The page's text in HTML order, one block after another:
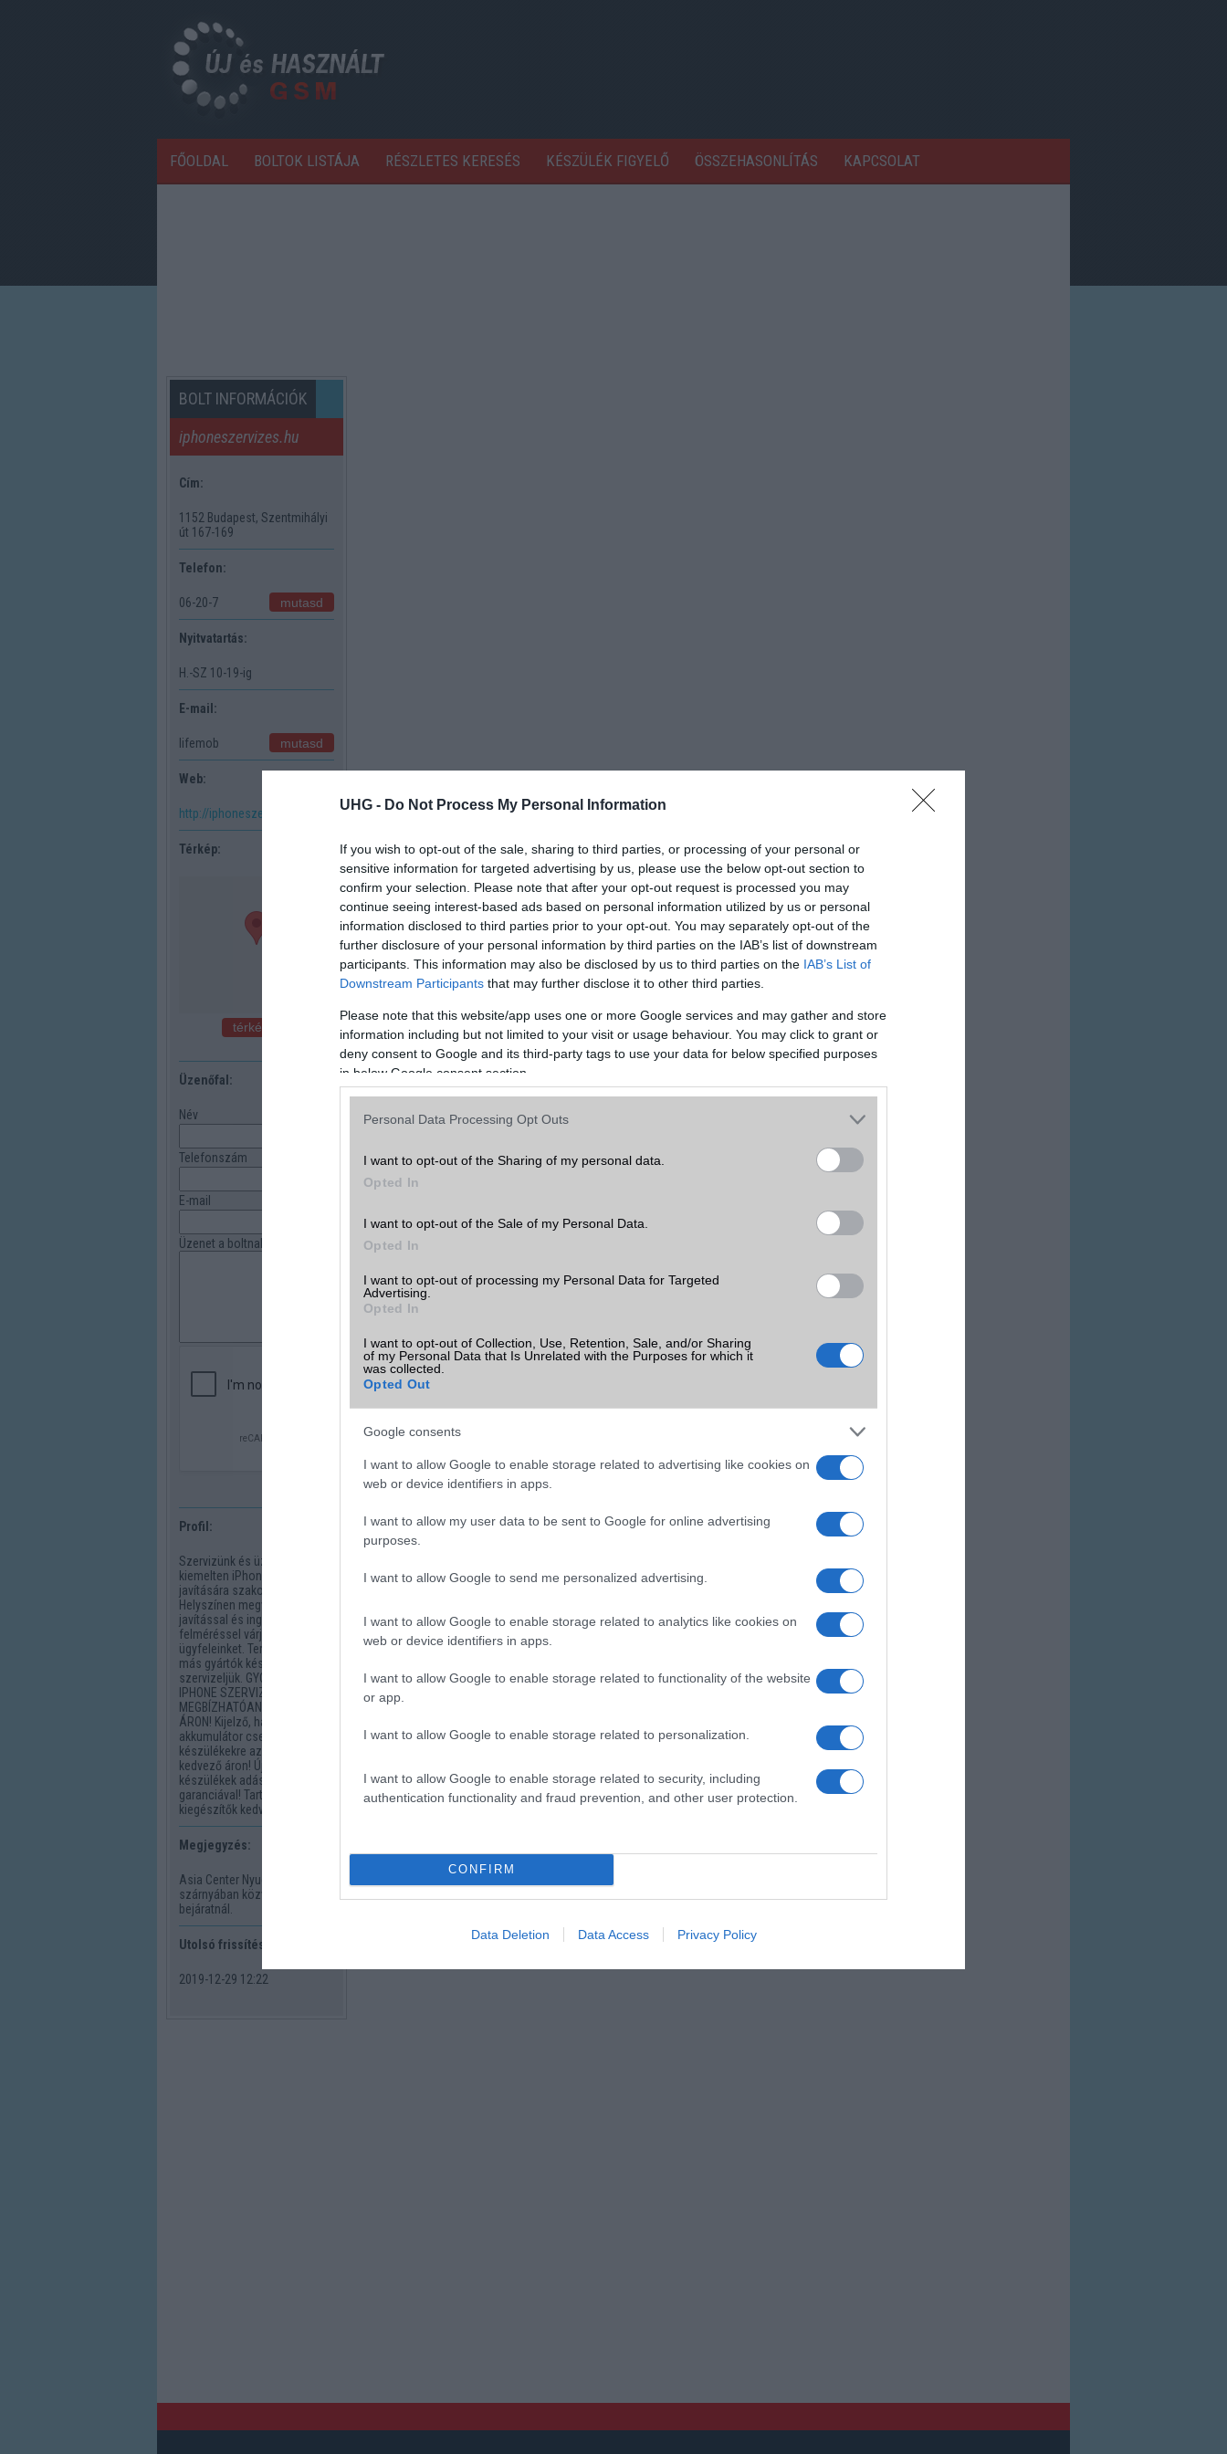
UHG - Do Not Process My Personal Information
If you wish to opt-out of the sale, sharing to third parties, or processing of your personal or
sensitive information for targeted advertising by us, please use the below opt-out section to
confirm your selection. Please note that after your opt-out request is processed you may
continue seeing interest-based ads based on personal information utilized by us or personal
information disclosed to third parties prior to your opt-out. You may separately opt-out of the
further disclosure of your personal information by third parties on the IAB’s list of downstream
participants. This information may also be disclosed by us to third parties on the IAB’s List of
Downstream Participants that may further disclose it to other third parties.
Please note that this website/app uses one or more Google services and may gather and store
information including but not limited to your visit or usage behaviour. You may click to grant or
deny consent to Google and its third-party tags to use your data for below specified purposes
in below Google consent section.
Personal Data Processing Opt Outs
I want to opt-out of the Sharing of my personal data.
Opted In
I want to opt-out of the Sale of my Personal Data.
Opted In
I want to opt-out of processing my Personal Data for Targeted
Advertising.
Opted In
I want to opt-out of Collection, Use, Retention, Sale, and/or Sharing
of my Personal Data that Is Unrelated with the Purposes for which it
was collected.
Opted Out
Google consents
I want to allow Google to enable storage related to advertising like cookies on
web or device identifiers in apps.
I want to allow my user data to be sent to Google for online advertising
purposes.
I want to allow Google to send me personalized advertising.
I want to allow Google to enable storage related to analytics like cookies on
web or device identifiers in apps.
I want to allow Google to enable storage related to functionality of the website
or app.
I want to allow Google to enable storage related to personalization.
I want to allow Google to enable storage related to security, including
authentication functionality and fraud prevention, and other user protection.
CONFIRM
Data Deletion Data Access Privacy Policy
FŐOLDAL BOLTOK LISTÁJA RÉSZLETES KERESÉS KÉSZÜLÉK FIGYELŐ ÖSSZEHASONLÍTÁS KAPCSOLAT
BOLT INFORMÁCIÓK
iphoneszervizes.hu
Cím:
1152 Budapest, Szentmihályi
út 167-169
Telefon:
06-20-7 mutasd
Nyitvatartás:
H.-SZ 10-19-ig
E-mail:
lifemob mutasd
Web:
http://iphoneszervizes.hu
Térkép:
térkép nagyban
Üzenőfal:
Név
Telefonszám
E-mail
Üzenet a boltnak
Profil:
Szervizünk és üzletünk
kiemelten iPhone készülékek
javítására szakosodott.
Helyszínen megvárható
javítással és ingyenes állapot
felméréssel várjuk kedves
ügyfeleinket. Természetesen
más gyártók készülékeit is
szervizeljük. GYORS SZERVIZ:
IPHONE SZERVIZ GYORSAN,
MEGBÍZHATÓAN ÉS KEDVEZŐ
ÁRON! Kijelző, hátlap,
akkumulátor csere iPhone
készülékekre azonnal,
kedvező áron! Új és használt
készülékek adás-vétele
garanciával! Tartozékok és
kiegészítők kedvező áron!
Megjegyzés:
Asia Center Nyugati
szárnyában közvetlenül a
bejáratnál.
Utolsó frissítés:
2019-12-29 12:22